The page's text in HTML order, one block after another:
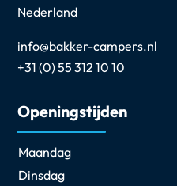
Nederland
info@bakker-campers.nl
+31 (0) 55 312 10 10
Openingstijden
Maandag
Dinsdag